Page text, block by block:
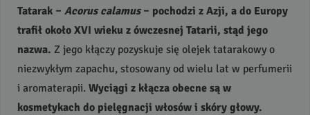
Tatarak – Acorus calamus– pochodzi z Azji, a do Europy
trafił około XVI wieku z ówczesnej Tatarii, stąd jego
nazwa. Z jego kłączy pozyskuje się olejek tatarakowy o
niezwykłym zapachu, stosowany od wielu lat w perfumerii
i aromaterapii. Wyciągi z kłącza obecne są w
kosmetykach do pielęgnacji włosów i skóry głowy.